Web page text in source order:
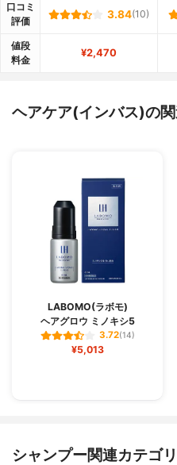
口コミ
評価
3.84(10)
値段
料金
¥2,470
ヘアケア(インバス)の
LABOMO(ラボモ)
ヘアグロウ ミノキシ5
3.72(14)
¥5,013
シャンプー関連カテゴ